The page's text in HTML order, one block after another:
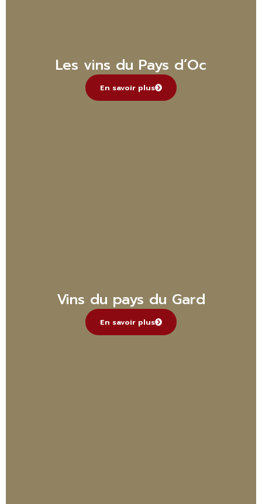
Les vins du Pays d’Oc
En savoir plus
Vins du pays du Gard
En savoir plus